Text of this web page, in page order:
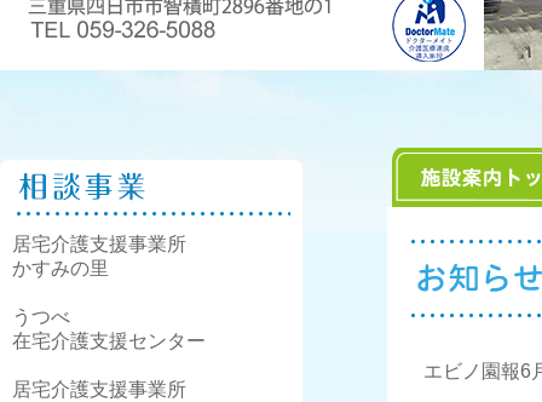
居宅介護支援事業所
かすみの里
うつべ
在宅介護支援センター
居宅介護支援事業所
エビノ園報6